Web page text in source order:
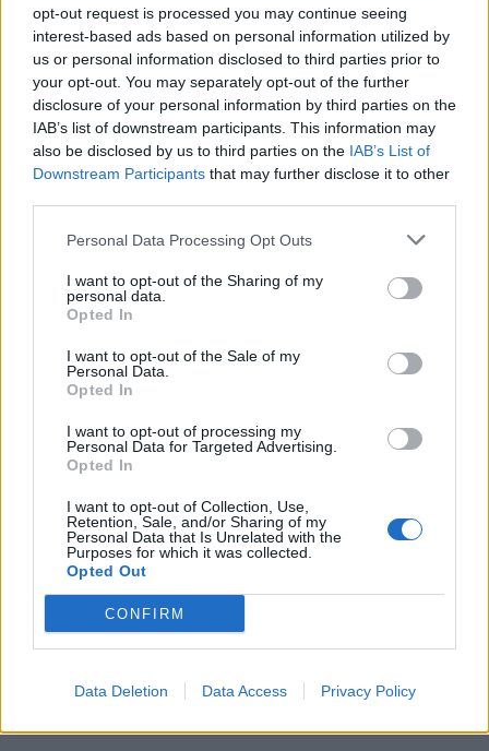
opt-out request is processed you may continue seeing
interest-based ads based on personal information utilized by
us or personal information disclosed to third parties prior to
your opt-out. You may separately opt-out of the further
disclosure of your personal information by third parties on the
IAB’s list of downstream participants. This information may
also be disclosed by us to third parties on the IAB’s List of
Downstream Participants that may further disclose it to other
Personal Data Processing Opt Outs
I want to opt-out of the Sharing of my
personal data.
Opted In
I want to opt-out of the Sale of my
Personal Data.
Opted In
I want to opt-out of processing my
Personal Data for Targeted Advertising.
Opted In
I want to opt-out of Collection, Use,
Retention, Sale, and/or Sharing of my
Personal Data that Is Unrelated with the
Purposes for which it was collected.
Opted Out
CONFIRM
Data Deletion Data Access Privacy Policy
egy falusi lakodalomba érkezve életre
szóló élményekkel és váratlan
döntésekkel szembesülnek. A film ereje
a néptánc, a zene és a táj
atmoszférájában rejlik, miközben egy
emberi, érzelmekkel teli történetet
mesél el a közösséghez tartozásról és a
szerelem útjairól.